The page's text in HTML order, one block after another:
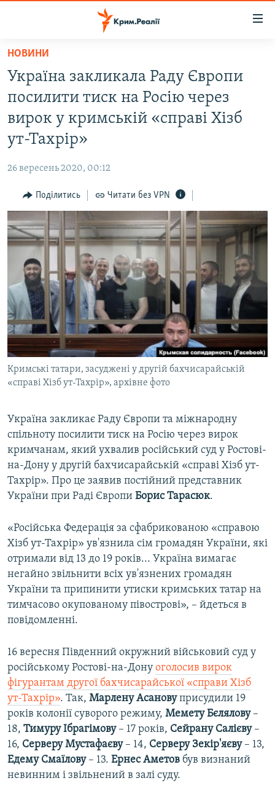
Перейти
основного
матеріалу
до
основної
Перейти
пошуку
ВОДА.КРИМ
ПОЛІТИКА
ПОГЛЯД
ІНТЕРВ'Ю
ВСЕ ЗА ДЕНЬ
СПЕЦПРОЕКТИ
ДЕПОРТАЦІЯ
ВІДЕОУРОКИ «ELIFBE»
СВІДЧЕННЯ ОКУПАЦІЇ
УКРАЇНСЬКА ПРОБЛЕМА КРИМУ
ІНФОГРАФІКА
ЯК ОБІЙТИ БЛОКУВАННЯ
Русский
Qırımtatar
ДОЛУЧАЙСЯ!
НОВИНИ
Україна закликала Раду Європи
посилити тиск на Росію через
вирок у кримській «справі Хізб
ут-Тахрір»
26 вересень 2020, 00:12
Поділитись Читати без VPN
Кримські татари, засуджені у другій бахчисарайській
«справі Хізб ут-Тахрір», архівне фото
Україна закликає Раду Європи та міжнародну
спільноту посилити тиск на Росію через вирок
кримчанам, який ухвалив російський суд у Ростові-
на-Дону у другій бахчисарайській «справі Хізб ут-
Тахрір». Про це заявив постійний представник
України при Раді Європи Борис Тарасюк.
«Російська Федерація за сфабрикованою «справою
Хізб ут-Тахрір» ув'язнила сім громадян України, які
отримали від 13 до 19 років... Україна вимагає
негайно звільнити всіх ув'язнених громадян
України та припинити утиски кримських татар на
тимчасово окупованому півострові», – йдеться в
повідомленні.
16 вересня Південний окружний військовий суд у
російському Ростові-на-Дону оголосив вирок
фігурантам другої бахчисарайської «справи Хізб
ут-Тахрір». Так, Марлену Асановуприсудили 19
років колонії суворого режиму, Мемету Бєлялову–
18, Тимуру Ібрагімову– 17 років, Сейрану Салієву–
16, Серверу Мустафаєву– 14, Серверу Зекір'яєву– 13,
Едему Смаїлову– 13. Ернес Аметов був визнаний
невинним і звільнений в залі суду.